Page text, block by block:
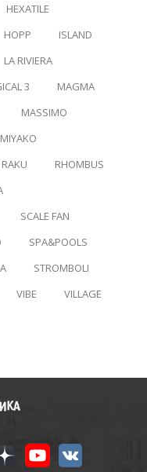
HEXATILE
HOPP
ISLAND
LA RIVIERA
3
MAGMA
MASSIMO
MIYAKO
RAKU
RHOMBUS
SCALE FAN
SPA&POOLS
STROMBOLI
VIBE
VILLAGE